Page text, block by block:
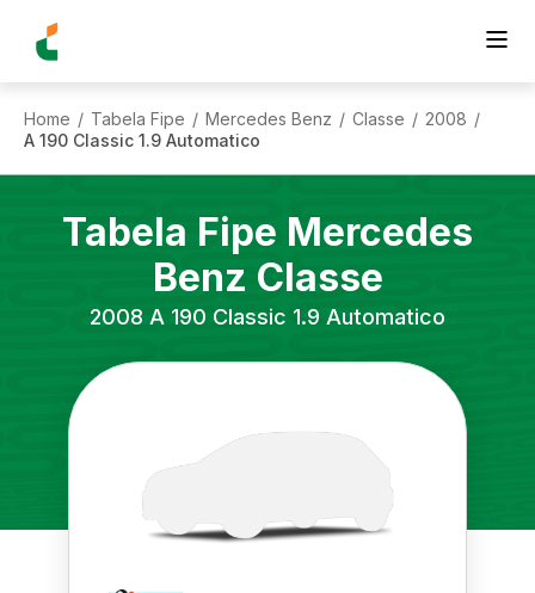
Home / Tabela Fipe / Mercedes Benz / Classe / 2008 /
A 190 Classic 1.9 Automatico
Tabela Fipe Mercedes
Benz Classe
2008 A 190 Classic 1.9 Automatico